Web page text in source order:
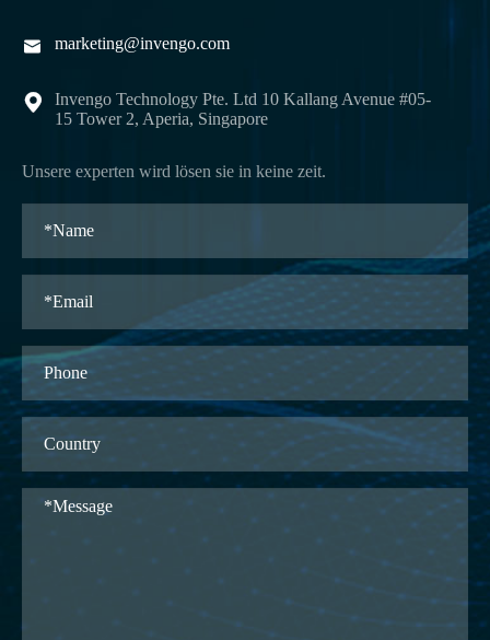
 marketing@invengo.com

Invengo Technology Pte. Ltd 10 Kallang Avenue #05-
15 Tower 2, Aperia, Singapore
Unsere experten wird lösen sie in keine zeit.